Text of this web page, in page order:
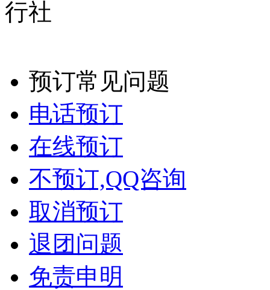
预订常见问题
电话预订
在线预订
不预订,QQ咨询
取消预订
退团问题
免责申明